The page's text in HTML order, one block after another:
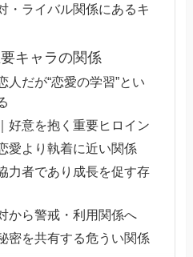
・ライバル関係にあるキ
キャラの関係
人だが“恋愛の学習”とい
好意を抱く重要ヒロイン
愛より執着に近い関係
力者であり成長を促す存
から警戒・利用関係へ
密を共有する危うい関係